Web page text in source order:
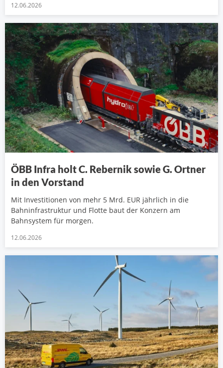
12.06.2026
ÖBB Infra holt C. Rebernik sowie G. Ortner
in den Vorstand
Mit Investitionen von mehr 5 Mrd. EUR jährlich in die
Bahninfrastruktur und Flotte baut der Konzern am
Bahnsystem für morgen.
12.06.2026